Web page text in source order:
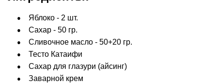
Яблоко - 2 шт.
Сахар - 50 гр.
Сливочное масло - 50+20 гр.
Тесто Катаифи
Сахар для глазури (айсинг)
Заварной крем